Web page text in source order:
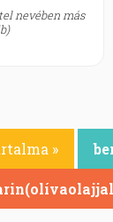
nevében más
»